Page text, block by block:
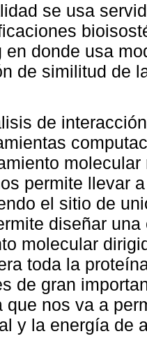
se usa
en donde usa
de similitud de
de
permite llevar
el sitio de
diseñar
molecular
toda la
de gran
que nos va a
y la energía de